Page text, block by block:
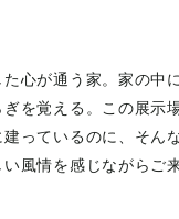
心が通う家。家の
を覚える。この展
っているのに、そん
風情を感じながらご